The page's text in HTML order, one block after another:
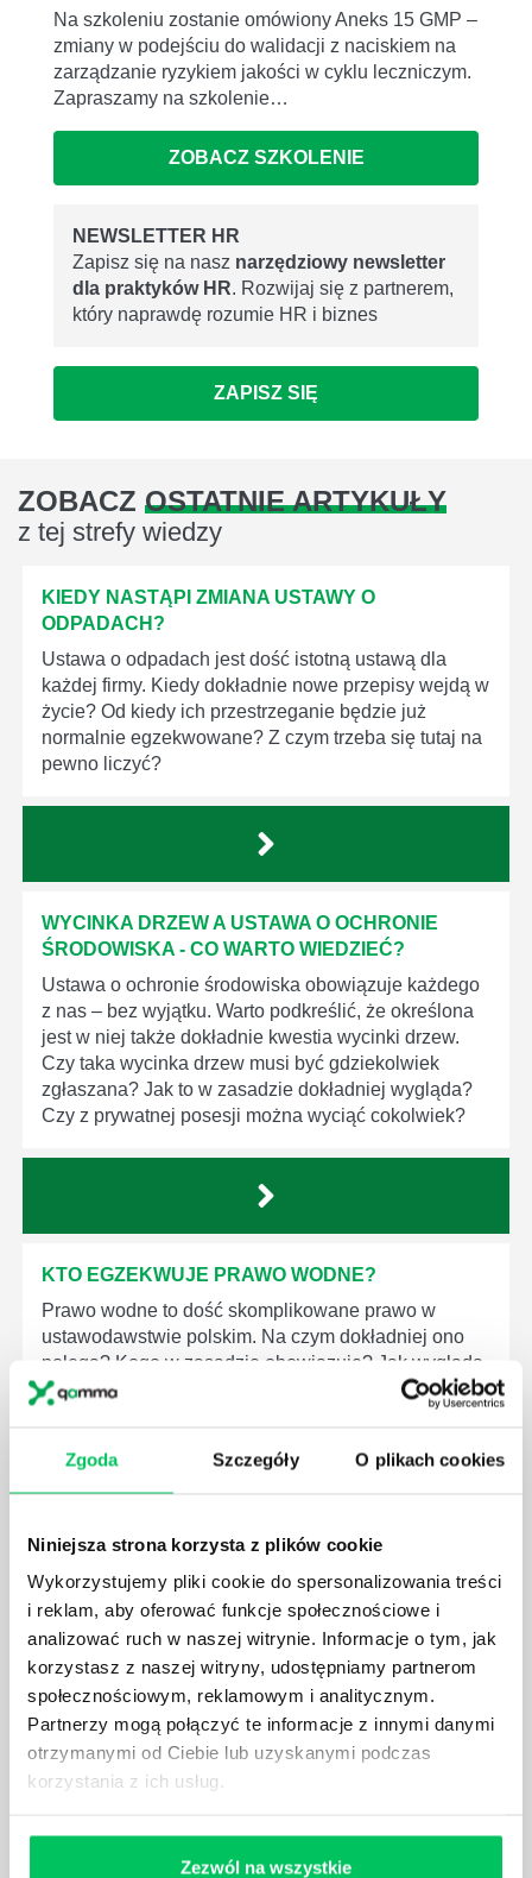
Zgoda Szczegóły O plikach cookies
Niniejsza strona korzysta z plików cookie
Wykorzystujemy pliki cookie do spersonalizowania treści
i reklam, aby oferować funkcje społecznościowe i
analizować ruch w naszej witrynie. Informacje o tym, jak
korzystasz z naszej witryny, udostępniamy partnerom
społecznościowym, reklamowym i analitycznym.
Partnerzy mogą połączyć te informacje z innymi danymi
otrzymanymi od Ciebie lub uzyskanymi podczas
korzystania z ich usług.
Zezwól na wszystkie
Na szkoleniu zostanie omówiony Aneks 15 GMP –
zmiany w podejściu do walidacji z naciskiem na
zarządzanie ryzykiem jakości w cyklu leczniczym.
Zapraszamy na szkolenie…
ZOBACZ SZKOLENIE
NEWSLETTER HR
Zapisz się na nasz narzędziowy newsletter
dla praktyków HR. Rozwijaj się z partnerem,
który naprawdę rozumie HR i biznes
ZAPISZ SIĘ
ZOBACZ OSTATNIE ARTYKUŁY
z tej strefy wiedzy
KIEDY NASTĄPI ZMIANA USTAWY O
ODPADACH?
Ustawa o odpadach jest dość istotną ustawą dla
każdej firmy. Kiedy dokładnie nowe przepisy wejdą w
życie? Od kiedy ich przestrzeganie będzie już
normalnie egzekwowane? Z czym trzeba się tutaj na
pewno liczyć?
WYCINKA DRZEW A USTAWA O OCHRONIE
ŚRODOWISKA - CO WARTO WIEDZIEĆ?
Ustawa o ochronie środowiska obowiązuje każdego
z nas – bez wyjątku. Warto podkreślić, że określona
jest w niej także dokładnie kwestia wycinki drzew.
Czy taka wycinka drzew musi być gdziekolwiek
zgłaszana? Jak to w zasadzie dokładniej wygląda?
Czy z prywatnej posesji można wyciąć cokolwiek?
KTO EGZEKWUJE PRAWO WODNE?
Prawo wodne to dość skomplikowane prawo w
ustawodawstwie polskim. Na czym dokładniej ono
polega? Kogo w zasadzie obowiązuje? Jak wygląda
egzekwowanie prawa wodnego? Na te pytania
GDZIE MOŻEMY ZAPOZNAĆ SIĘ Z
WYMAGANIAMI NORM JAKOŚCI WYROBÓW
MEDYCZNYCH?
W związku z ogromnym rozwojem dzisiejszego
społeczeństwa wprowadzane jest coraz więcej reguł,
które mają za zadanie poprawić poszczególne
dziedziny gospodarki. Dzięki nim wszystkie firmy
będą zobowiązane przestrzegać zasad, których
wprowadzenie dąży do ujednolicenia jakości